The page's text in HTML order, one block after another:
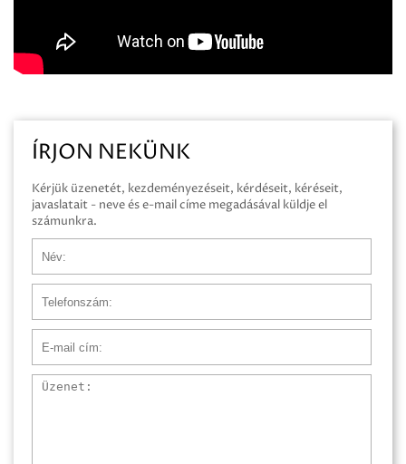
ÍRJON NEKÜNK
Kérjük üzenetét, kezdeményezéseit, kérdéseit, kéréseit,
javaslatait - neve és e-mail címe megadásával küldje el
számunkra.
Üzenet